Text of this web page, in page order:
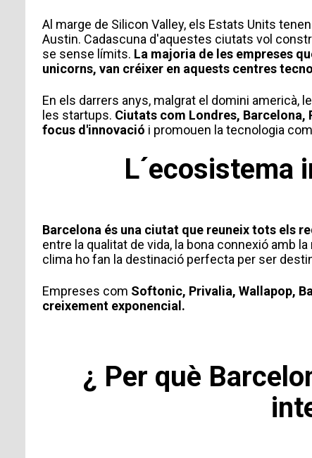
Al marge de Silicon Valley, els Estats Units
Austin. Cadascuna d'aquestes ciutats vol
se sense límits. La majoria de les empreses
unicorns, van créixer en aquests centres
En els darrers anys, malgrat el domini
les startups. Ciutats com Londres,
focus d'innovació i promouen la tecnologia
L´ecosistema
Barcelona és una ciutat que reuneix tots els
entre la qualitat de vida, la bona connexió amb
clima ho fan la destinació perfecta per ser
Empreses com Softonic, Privalia, Wallapop,
creixement exponencial.
¿ Per què